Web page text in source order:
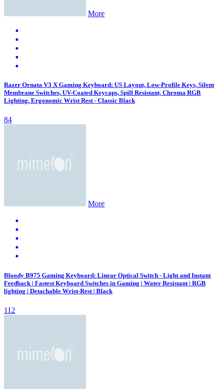
More
Razer Ornata V3 X Gaming Keyboard: US Layout, Low-Profile Keys, Silent
Membrane Switches, UV-Coated Keycaps, Spill Resistant, Chroma RGB
Lighting, Ergonomic Wrist Rest - Classic Black
84
More
Bloody B975 Gaming Keyboard: Linear Optical Switch - Light and Instant
Feedback | Fastest Keyboard Switches in Gaming | Water Resistant | RGB
lighting | Detachable Wrist-Rest | Black
112